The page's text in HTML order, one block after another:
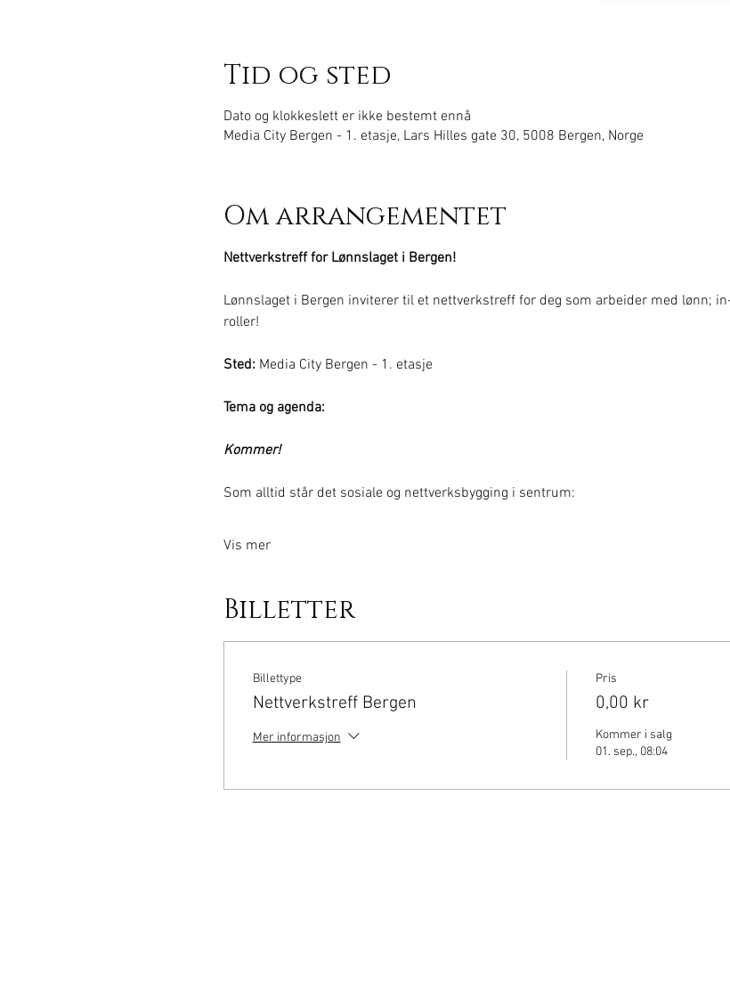
Tid og sted
Dato og klokkeslett er ikke bestemt ennå
Media City Bergen - 1. etasje, Lars Hilles gate 30, 5008 Bergen, Norge
Om arrangementet
Nettverkstreff for Lønnslaget i Bergen!
Lønnslaget i Bergen inviterer til et nettverkstreff for deg som arbeider med lønn;
roller!
Sted: Media City Bergen - 1. etasje
Tema og agenda:
Kommer!
Som alltid står det sosiale og nettverksbygging i sentrum:
Vis mer
Billetter
Billettype
Nettverkstreff Bergen
Mer informasjon
Pris
0,00 kr
Kommer i salg
01. sep., 08:04